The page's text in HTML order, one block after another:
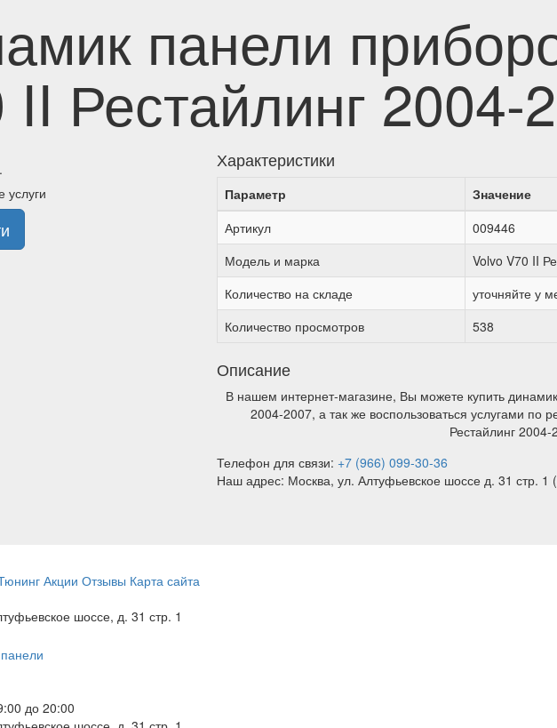
панели
II Рестайлинг 2004-
услуги
Характеристики
Параметр
Значение
Артикул
009446
Модель и марка
Volvo V70 II
Количество на складе
уточняйте у
Количество просмотров
538
Описание
В нашем интернет-магазине, Вы можете купить
2004-2007, а так же воспользоваться услугами по
Рестайлинг 2004-
Телефон для связи: +7 (966) 099-30-36
Наш адрес: Москва, ул. Алтуфьевское шоссе д. 31 стр. 1 (
Акции Отзывы Карта сайта
шоссе, д. 31 стр. 1
до 20:00